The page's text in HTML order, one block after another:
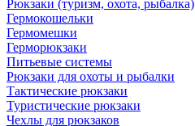
Рюкзаки (туризм, охота, рыбалка)
Гермокошельки
Гермомешки
Герморюкзаки
Питьевые системы
Рюкзаки для охоты и рыбалки
Тактические рюкзаки
Туристические рюкзаки
Чехлы для рюкзаков